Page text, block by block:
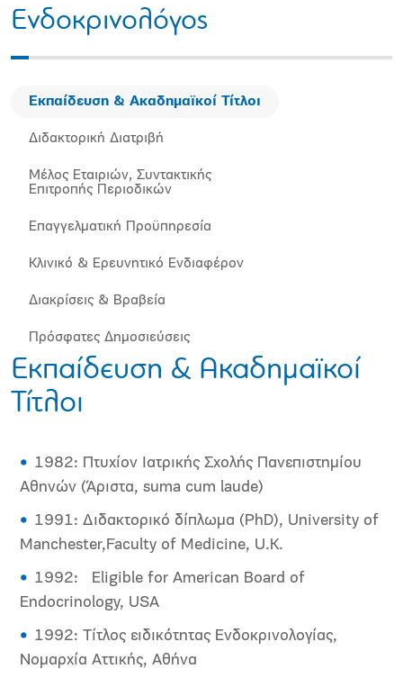
Ενδοκρινολόγος
Εκπαίδευση & Ακαδημαϊκοί Τίτλοι
Διδακτορική Διατριβή
Μέλος Εταιριών, Συντακτικής
Επιτροπής Περιοδικών
Επαγγελματική Προϋπηρεσία
Κλινικό & Ερευνητικό Ενδιαφέρον
Διακρίσεις & Βραβεία
Πρόσφατες Δημοσιεύσεις
Εκπαίδευση & Ακαδημαϊκοί
Τίτλοι
1982: Πτυχίον Ιατρικής Σχολής Πανεπιστημίου
Αθηνών (Άριστα, suma cum laude)
1991: Διδακτορικό δίπλωμα (PhD), University of
Manchester,Faculty of Medicine, U.K.
1992:
Eligible for American Board of
Endocrinology, USA
1992: Τίτλος ειδικότητας Ενδοκρινολογίας,
Νομαρχία Αττικής, Αθήνα